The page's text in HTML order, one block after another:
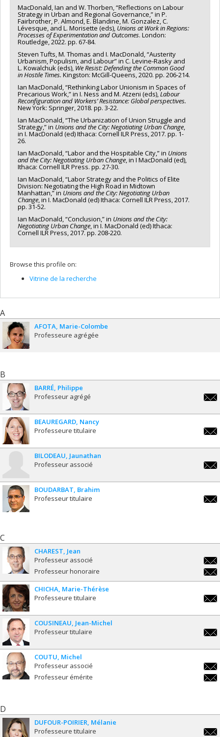
MacDonald, Ian and W. Thorben, “Reflections on Labour
Strategy in Urban and Regional Governance,” in P.
Fairbrother, P. Almond, E. Blandine, M. Gonzalez, C.
Lévesque, and L. Morisette (eds), Unions at Work in Regions:
Processes of Experimentation and Outcomes. London:
Routledge, 2022. pp. 67-84.
Steven Tufts, M. Thomas and I. MacDonald, “Austerity
Urbanism, Populism, and Labour” in C. Levine-Rasky and
L. Kowalchuk (eds), We Resist: Defending the Common Good
in Hostile Times. Kingston: McGill-Queens, 2020. pp. 206-214.
Ian MacDonald, “Rethinking Labor Unionism in Spaces of
Precarious Work,” in I. Ness and M. Atzeni (eds),Labour
Reconfiguration and Workers’ Resistance: Global perspectives.
New York: Springer, 2018. pp. 3-22.
Ian MacDonald, “The Urbanization of Union Struggle and
Strategy,” in Unions and the City: Negotiating Urban Change,
in I. MacDonald (ed) Ithaca: Cornell ILR Press, 2017. pp. 1-
26.
Ian MacDonald, “Labor and the Hospitable City,” in Unions
and the City: Negotiating Urban Change, in I MacDonald (ed),
Ithaca: Cornell ILR Press. pp. 27-30.
Ian MacDonald, “Labor Strategy and the Politics of Elite
Division: Negotiating the High Road in Midtown
Manhattan,” in Unions and the City: Negotiating Urban
Change, in I. MacDonald (ed) Ithaca: Cornell ILR Press, 2017.
pp. 31-52.
Ian MacDonald, “Conclusion,” in Unions and the City:
Negotiating Urban Change, in I. MacDonald (ed) Ithaca:
Cornell ILR Press, 2017. pp. 208-220.
Browse this profile on:
Vitrine de la recherche
A
AFOTA Marie-Colombe
Professeure agrégée
B
BARRÉ Philippe
Professeur agrégé
BEAUREGARD Nancy
Professeure titulaire
BILODEAU Jaunathan
Professeur associé
BOUDARBAT Brahim
Professeur titulaire
C
CHAREST Jean
Professeur associé
Professeur honoraire
CHICHA Marie-Thérèse
Professeure titulaire
COUSINEAU Jean-Michel
Professeur titulaire
COUTU Michel
Professeur associé
Professeur émérite
D
DUFOUR-POIRIER Mélanie
Professeure titulaire